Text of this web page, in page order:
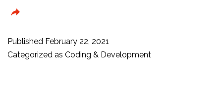
OpenSSL
Published February 22, 2021
Categorized as Coding & Development